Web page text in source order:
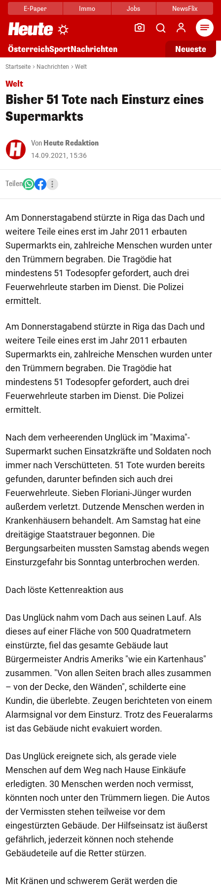
E-Paper Immo Jobs NewsFlix
ÖsterreichSportNachrichten Neueste
Startseite Nachrichten Welt
Welt
Bisher 51 Tote nach Einsturz eines
Supermarkts
Von Heute Redaktion
14.09.2021, 15:36
Teilen
Am Donnerstagabend stürzte in Riga das Dach und
weitere Teile eines erst im Jahr 2011 erbauten
Supermarkts ein, zahlreiche Menschen wurden unter
den Trümmern begraben. Die Tragödie hat
mindestens 51 Todesopfer gefordert, auch drei
Feuerwehrleute starben im Dienst. Die Polizei
ermittelt.
Am Donnerstagabend stürzte in Riga das Dach und
weitere Teile eines erst im Jahr 2011 erbauten
Supermarkts ein, zahlreiche Menschen wurden unter
den Trümmern begraben. Die Tragödie hat
mindestens 51 Todesopfer gefordert, auch drei
Feuerwehrleute starben im Dienst. Die Polizei
ermittelt.
Nach dem verheerenden Unglück im "Maxima"-
Supermarkt suchen Einsatzkräfte und Soldaten noch
immer nach Verschütteten. 51 Tote wurden bereits
gefunden, darunter befinden sich auch drei
Feuerwehrleute. Sieben Floriani-Jünger wurden
außerdem verletzt. Dutzende Menschen werden in
Krankenhäusern behandelt. Am Samstag hat eine
dreitägige Staatstrauer begonnen. Die
Bergungsarbeiten mussten Samstag abends wegen
Einsturzgefahr bis Sonntag unterbrochen werden.
Dach löste Kettenreaktion aus
Das Unglück nahm vom Dach aus seinen Lauf. Als
dieses auf einer Fläche von 500 Quadratmetern
einstürzte, fiel das gesamte Gebäude laut
Bürgermeister Andris Ameriks "wie ein Kartenhaus"
zusammen. "Von allen Seiten brach alles zusammen
– von der Decke, den Wänden", schilderte eine
Kundin, die überlebte. Zeugen berichteten von einem
Alarmsignal vor dem Einsturz. Trotz des Feueralarms
ist das Gebäude nicht evakuiert worden.
Das Unglück ereignete sich, als gerade viele
Menschen auf dem Weg nach Hause Einkäufe
erledigten. 30 Menschen werden noch vermisst,
könnten noch unter den Trümmern liegen. Die Autos
der Vermissten stehen teilweise vor dem
eingestürzten Gebäude. Der Hilfseinsatz ist äußerst
gefährlich, jederzeit können noch stehende
Gebäudeteile auf die Retter stürzen.
Mit Kränen und schwerem Gerät werden die